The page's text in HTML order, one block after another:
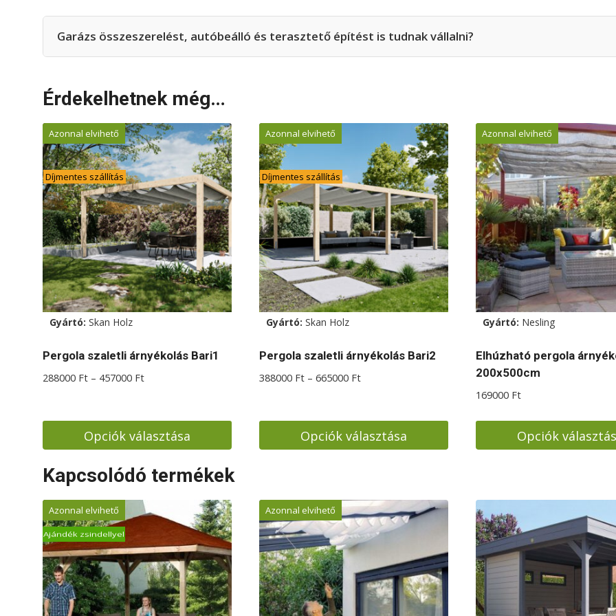
Garázs összeszerelést, autóbeálló és terasztető építést is tudnak vállalni?
Érdekelhetnek még…
Azonnal elvihető
Díjmentes szállítás
Gyártó: Skan Holz
Pergola szaletli árnyékolás Bari1
288000 Ft – 457000 FtÁrtartomány:
457000 Ft
Opciók választása
a
több
variációja
van.
A
változatok
a
Azonnal elvihető
Díjmentes szállítás
Gyártó: Skan Holz
Pergola szaletli árnyékolás Bari2
388000 Ft – 665000 FtÁrtartomány:
665000 Ft
Opciók választása
több
variációja
van.
A
változatok
a
Azonnal elvihető
Gyártó: Nesling
Elhúzható pergola
200x500cm
169000 Ft
Opciók
több
variációja
van.
A
változatok
a
Kapcsolódó termékek
Ajándék zsindellyel
Azonnal elvihető Azonnal elvihető